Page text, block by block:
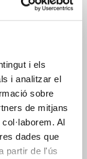
i els
i analitzar el
sobre
de mitjans
Al
dades que
partir de l'ús